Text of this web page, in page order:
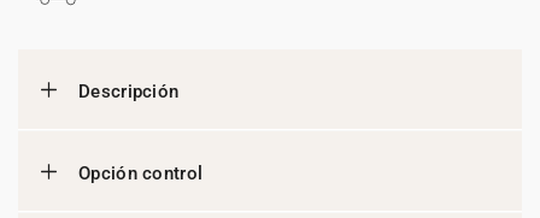
Descripción
Opción control